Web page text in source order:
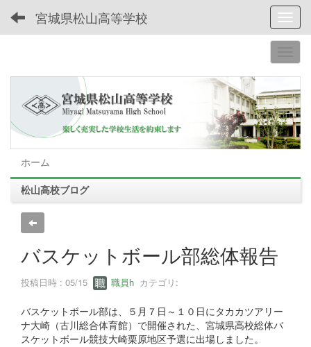
宮城県松山高等学校
ホーム
松山高校ブログ
バスケットボール部総体報告
投稿日時 : 05/15 職員h カテゴリ:
バスケットボール部は、５月７日～１０日にタカカツアリー
ナ大崎（古川総合体育館）で開催された、宮城県高校総体バ
スケットボール競技大崎栗原地区予選に出場しました。